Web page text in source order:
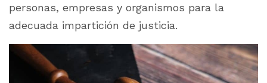
personas, empresas y organismos para la
adecuada impartición de justicia.